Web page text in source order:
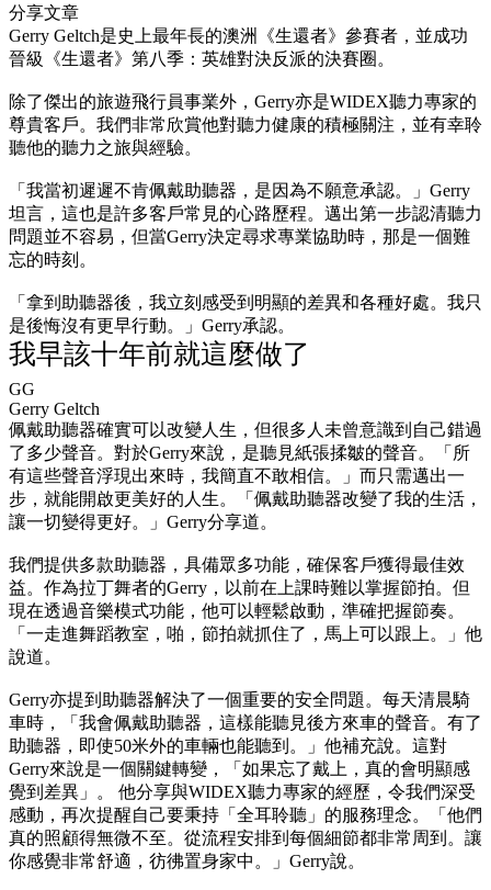
分享文章
Gerry Geltch是史上最年長的澳洲《生還者》參賽者，並成功
晉級《生還者》第八季：英雄對決反派的決賽圈。
除了傑出的旅遊飛行員事業外，Gerry亦是WIDEX聽力專家的
尊貴客戶。我們非常欣賞他對聽力健康的積極關注，並有幸聆
聽他的聽力之旅與經驗。
「我當初遲遲不肯佩戴助聽器，是因為不願意承認。」Gerry
坦言，這也是許多客戶常見的心路歷程。邁出第一步認清聽力
問題並不容易，但當Gerry決定尋求專業協助時，那是一個難
忘的時刻。
「拿到助聽器後，我立刻感受到明顯的差異和各種好處。我只
是後悔沒有更早行動。」Gerry承認。
我早該十年前就這麼做了
GG
Gerry Geltch
佩戴助聽器確實可以改變人生，但很多人未曾意識到自己錯過
了多少聲音。對於Gerry來說，是聽見紙張揉皺的聲音。「所
有這些聲音浮現出來時，我簡直不敢相信。」而只需邁出一
步，就能開啟更美好的人生。「佩戴助聽器改變了我的生活，
讓一切變得更好。」Gerry分享道。
我們提供多款助聽器，具備眾多功能，確保客戶獲得最佳效
益。作為拉丁舞者的Gerry，以前在上課時難以掌握節拍。但
現在透過音樂模式功能，他可以輕鬆啟動，準確把握節奏。
「一走進舞蹈教室，啪，節拍就抓住了，馬上可以跟上。」他
說道。
Gerry亦提到助聽器解決了一個重要的安全問題。每天清晨騎
車時，「我會佩戴助聽器，這樣能聽見後方來車的聲音。有了
助聽器，即使50米外的車輛也能聽到。」他補充說。這對
Gerry來說是一個關鍵轉變，「如果忘了戴上，真的會明顯感
覺到差異」。 他分享與WIDEX聽力專家的經歷，令我們深受
感動，再次提醒自己要秉持「全耳聆聽」的服務理念。「他們
真的照顧得無微不至。從流程安排到每個細節都非常周到。讓
你感覺非常舒適，彷彿置身家中。」Gerry說。